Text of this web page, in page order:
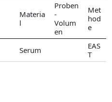
Materia
l
Proben
-
Volum
en
Met
hod
e
Serum
EAS
T